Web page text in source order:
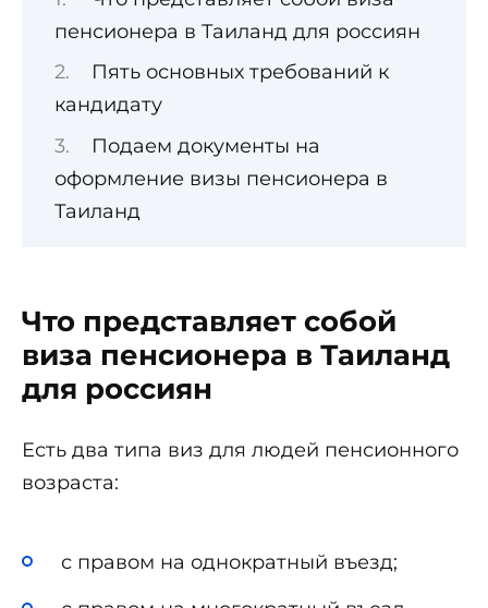
пенсионера в Таиланд для россиян
Пять основных требований к
кандидату
Подаем документы на
оформление визы пенсионера в
Таиланд
Что представляет собой
виза пенсионера в Таиланд
для россиян
Есть два типа виз для людей пенсионного
возраста:
с правом на однократный въезд;